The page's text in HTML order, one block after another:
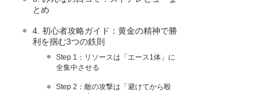
とめ
4. 初心者攻略ガイド：黄金の精神で勝
利を掴む3つの鉄則
Step 1：リソースは「エース1体」に
全集中させる
Step 2：敵の攻撃は「避けてから殴